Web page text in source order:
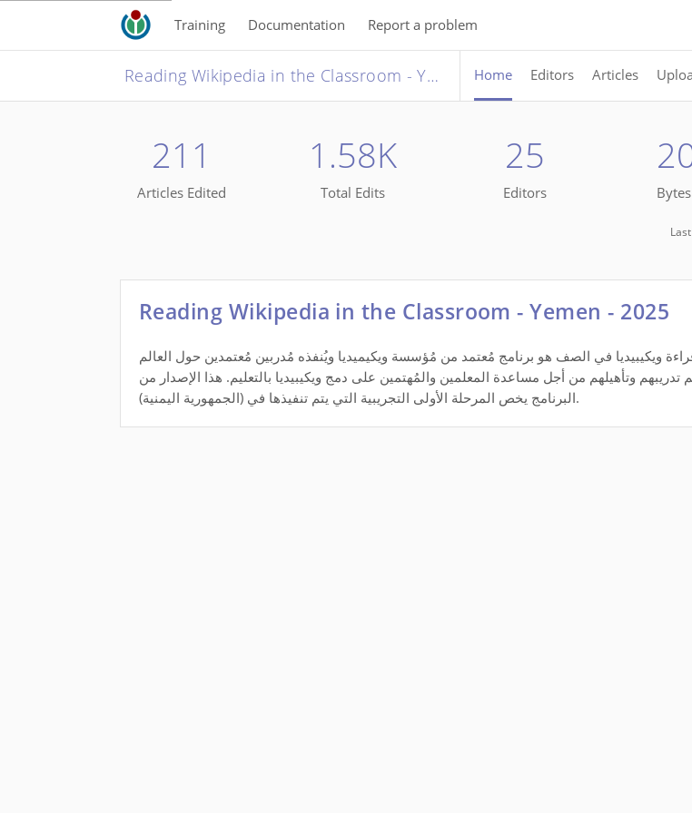
Training Documentation Report a problem
Reading Wikipedia in the Classroom - Yemen - 2025 Home Editors Articles
211
Articles Edited
1.58K
Total Edits
25
Editors
Reading Wikipedia in the Classroom - Yemen - 2025
ويكيبيديا في الصف هو برنامج مُعتمد من مُؤسسة ويكيميديا ويُنفذه مُدربين مُعتمدين حول العالم
تدريبهم وتأهيلهم من أجل مساعدة المعلمين والمُهتمين على دمج ويكيبيديا بالتعليم. هذا الإصدار من
البرنامج يخص المرحلة الأولى التجريبية التي يتم تنفيذها في (الجمهورية اليمنية).